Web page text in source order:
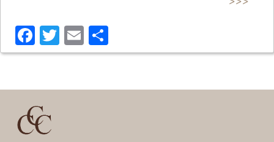
Facebook
Twitter
Email